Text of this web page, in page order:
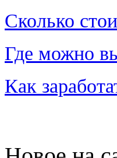
Сколько
Где можно
Как